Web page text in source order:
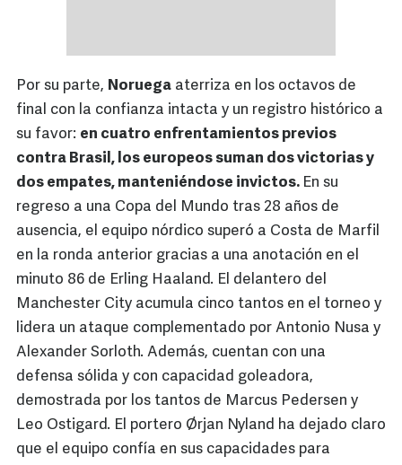
Por su parte, Noruega aterriza en los octavos de
final con la confianza intacta y un registro histórico a
su favor: en cuatro enfrentamientos previos
contra Brasil, los europeos suman dos victorias y
dos empates, manteniéndose invictos. En su
regreso a una Copa del Mundo tras 28 años de
ausencia, el equipo nórdico superó a Costa de Marfil
en la ronda anterior gracias a una anotación en el
minuto 86 de Erling Haaland. El delantero del
Manchester City acumula cinco tantos en el torneo y
lidera un ataque complementado por Antonio Nusa y
Alexander Sorloth. Además, cuentan con una
defensa sólida y con capacidad goleadora,
demostrada por los tantos de Marcus Pedersen y
Leo Ostigard. El portero Ørjan Nyland ha dejado claro
que el equipo confía en sus capacidades para